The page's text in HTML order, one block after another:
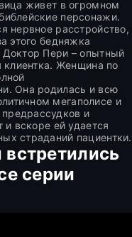
живет в огромном
персонажи.
нервное расстройство,
этого бедняжка
Доктор Пери – опытный
клиентка. Женщина по
Она родилась и всю
мегаполисе и
и
и вскоре ей удается
страданий пациентки.
серии